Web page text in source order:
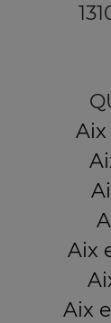
Aix
Aix